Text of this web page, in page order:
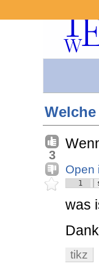
3
Open
1
was
tikz